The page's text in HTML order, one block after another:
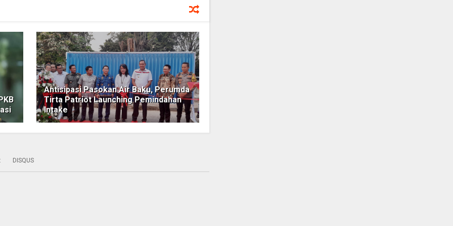
Antisipasi Pasokan Air Baku, Perumda
Tirta Patriot Launching Pemindahan
Intake
: DISQUS